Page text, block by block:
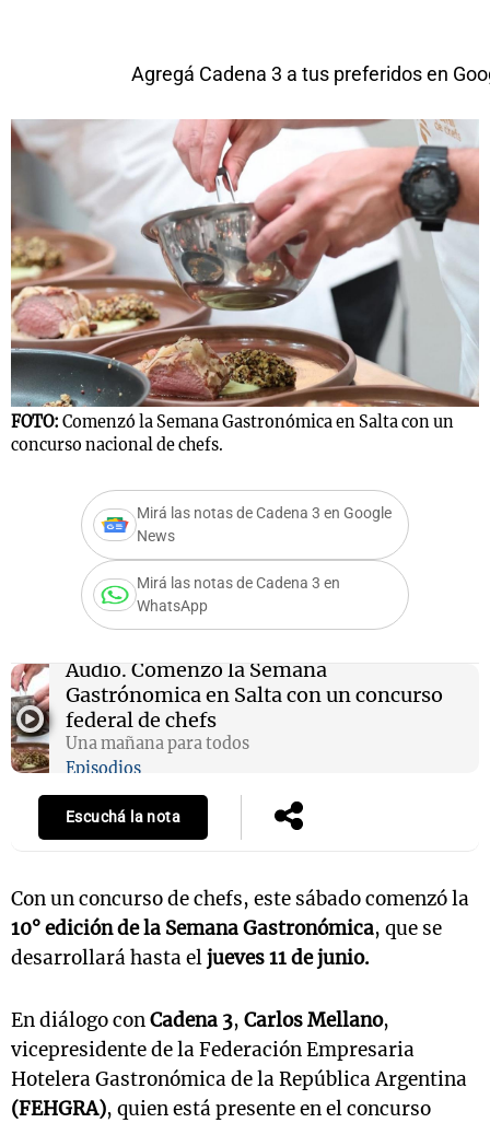
Agregá Cadena 3 a tus preferidos en
FOTO: Comenzó la Semana Gastronómica en Salta con un
concurso nacional de chefs.
Mirá las notas de Cadena 3 en Google
News
Mirá las notas de Cadena 3 en
WhatsApp
Audio. Comenzó la Semana
Gastrónomica en Salta con un concurso
federal de chefs
Una mañana para todos
Episodios
Escuchá la nota
Con un concurso de chefs, este sábado comenzó la
10° edición de la Semana Gastronómica, que se
desarrollará hasta eljueves 11 de junio.
En diálogo conCadena 3, Carlos Mellano,
vicepresidente de la Federación Empresaria
Hotelera Gastronómica de la República Argentina
(FEHGRA), quien está presente en el concurso